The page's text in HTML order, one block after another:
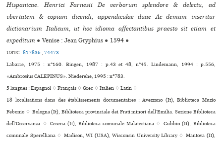
Hispanicae. Henrici Farnesii De verborum splendore & delectu, ad
vbertatem & copiam dicendi, appendiculae duae Ac demum inseritur
dictionarium Italicum, ut hoc idioma affectantibus praesto sit etiam et
expeditum ● Venise : Jean Gryphius ● 1594 ●
USTC :817836,74473.
Labarre, 1975 : n°160. Bingen, 1987 : p.43 et 48, n°45. Lindemann, 1994 : p.556,
«Ambrosius CALEPINUS». Niederehe, 1995 : n°783.
5 langues :Espagnol ♢Français ♢Grec ♢Italien ♢Latin ♢
18 localisations dans des établissements documentaires : Avezzano (It), Biblioteca Muzio
Febonio ♢ Bologna (It), Biblioteca pro­vin­ciale dei Frati minori dell’Emilia. Sezione Biblioteca
dell’Osservanza ♢ Cesena (It), Biblioteca comu­nale Malatestiana ♢ Gubbio (It), Biblioteca
comu­nale Sperelliana ♢ Madison, WI (USA), Wisconsin University Library ♢ Mantova (It),